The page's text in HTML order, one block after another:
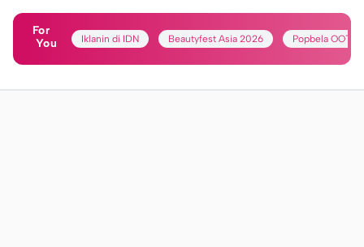
For
You
Iklanin di IDN Beautyfest Asia 2026 Popbela OOTD